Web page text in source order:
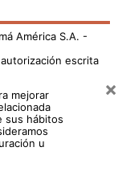
América S.A. -
escrita
mejorar
sus hábitos
u
×